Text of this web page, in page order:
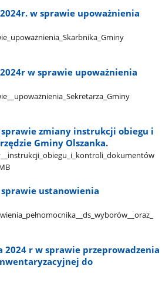
w sprawie upoważnienia
w sprawie upoważnienia
sprawie zmiany instrukcji obiegu i
Gminy Olszanka.
sprawie ustanowienia
2024 r w sprawie przeprowadzenia
do